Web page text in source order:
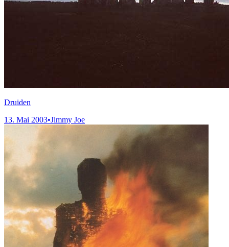
Druiden
13. Mai 2003•Jimmy Joe